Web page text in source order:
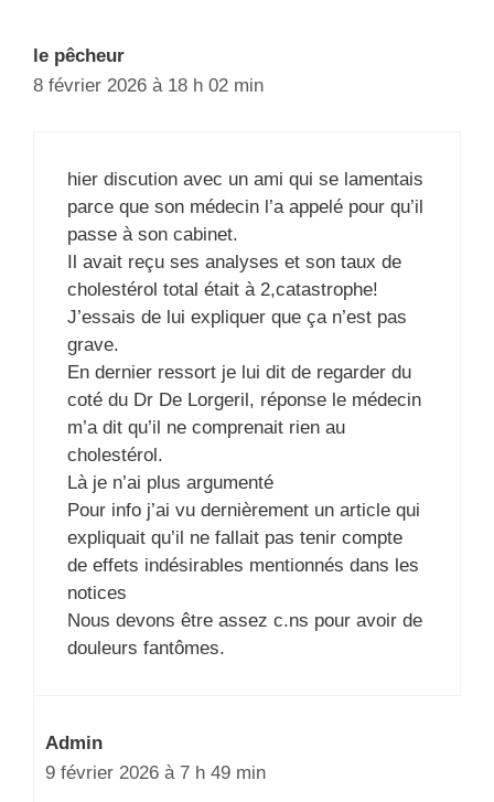
le pêcheur
8 février 2026 à 18 h 02 min
hier discution avec un ami qui se lamentais
parce que son médecin l’a appelé pour qu’il
passe à son cabinet.
Il avait reçu ses analyses et son taux de
cholestérol total était à 2,catastrophe!
J’essais de lui expliquer que ça n’est pas
grave.
En dernier ressort je lui dit de regarder du
coté du Dr De Lorgeril, réponse le médecin
m’a dit qu’il ne comprenait rien au
cholestérol.
Là je n’ai plus argumenté
Pour info j’ai vu dernièrement un article qui
expliquait qu’il ne fallait pas tenir compte
de effets indésirables mentionnés dans les
notices
Nous devons être assez c.ns pour avoir de
douleurs fantômes.
Admin
9 février 2026 à 7 h 49 min